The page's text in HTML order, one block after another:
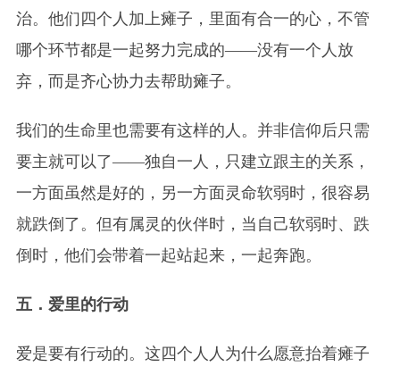
治。他们四个人加上瘫子，里面有合一的心，不管
哪个环节都是一起努力完成的——没有一个人放
弃，而是齐心协力去帮助瘫子。
我们的生命里也需要有这样的人。并非信仰后只需
要主就可以了——独自一人，只建立跟主的关系，
一方面虽然是好的，另一方面灵命软弱时，很容易
就跌倒了。但有属灵的伙伴时，当自己软弱时、跌
倒时，他们会带着一起站起来，一起奔跑。
五．爱里的行动
爱是要有行动的。这四个人人为什么愿意抬着瘫子